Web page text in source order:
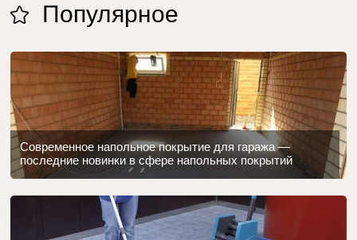
Популярное
Современное напольное покрытие для гаража —
последние новинки в сфере напольных покрытий